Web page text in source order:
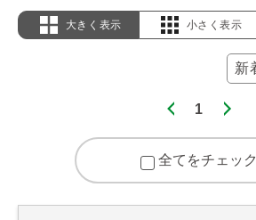
大きく表示 小さく表示
1
全てをチェック